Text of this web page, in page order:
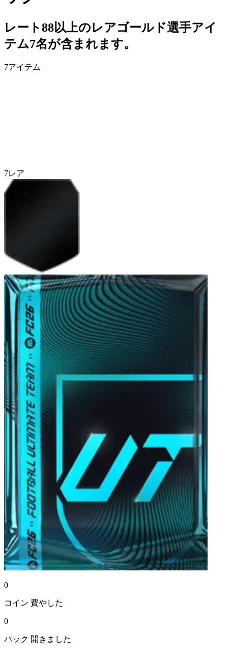
レート88以上のレアゴールド選手アイ
テム7名が含まれます。
7アイテム
7レア
0
コイン 費やした
0
パック 開きました